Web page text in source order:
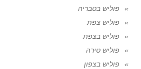
פוליש בטבריה
פוליש צפת
פוליש בצפת
פוליש טירה
פוליש בצפון